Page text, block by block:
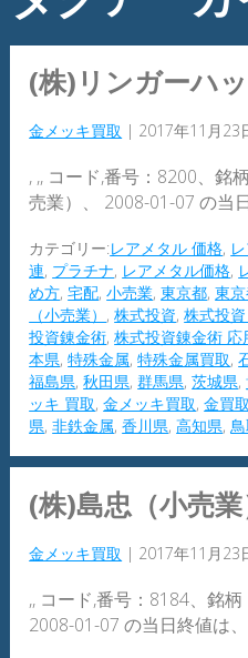
(株)リンガーハッ
金メッキ買取 | 2017年11月23
, ,, コード,番号：8200、銘
売業）、 2008-01-07 の当
カテゴリー:レアメタル 価格,
連, プラチナ, レアメタル価格,
め方,宅配,小売業,東京都,東
（小売業） ,株式投資,株式投
投資錬金術,株式投資錬金術 応
本県,特殊金属,特殊金属買取,
福島県,秋田県,群馬県,茨城県,
ッキ 買取,金メッキ買取,金買取
県,非鉄金属,香川県,高知県,
(株)島忠（小売業
金メッキ買取 | 2017年11月23
,, コード,番号：8184、銘柄
2008-01-07 の当日終値は